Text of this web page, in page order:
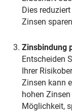
Dies
Zinsen
Zinsbindung
Entscheiden
Ihrer
Zinsen kann
hohen
Möglichkeit,